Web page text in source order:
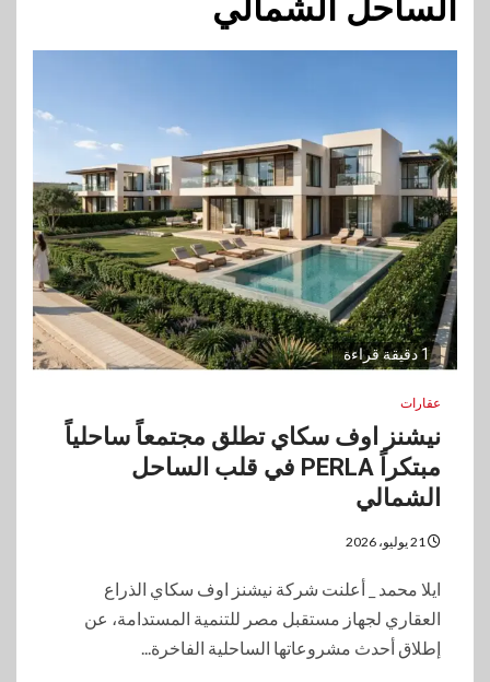
الساحل الشمالي
1 دقيقة قراءة
عقارات
نيشنز اوف سكاي تطلق مجتمعاً ساحلياً
مبتكراً PERLA في قلب الساحل
الشمالي
ايلا محمد _ أعلنت شركة نيشنز اوف سكاي الذراع
العقاري لجهاز مستقبل مصر للتنمية المستدامة، عن
إطلاق أحدث مشروعاتها الساحلية الفاخرة...